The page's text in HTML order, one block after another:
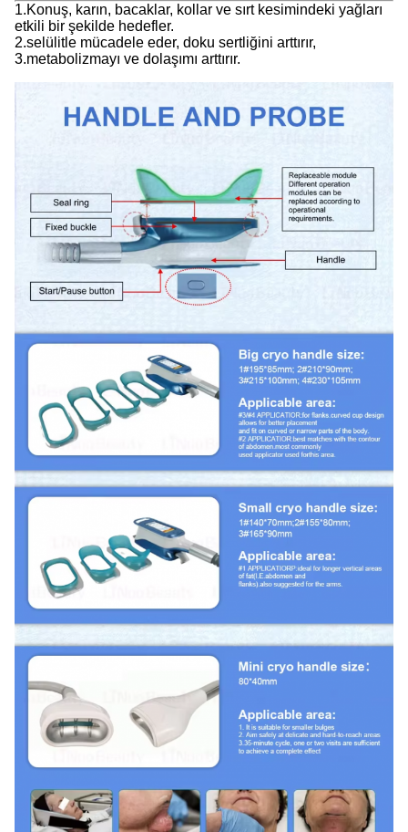
1.Konuş, karın, bacaklar, kollar ve sırt kesimindeki yağları
etkili bir şekilde hedefler.
2.selülitle mücadele eder, doku sertliğini arttırır,
3.metabolizmayı ve dolaşımı arttırır.